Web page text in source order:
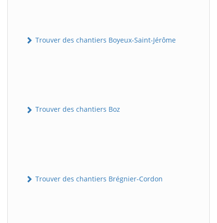
Trouver des chantiers Boyeux-Saint-Jérôme
Trouver des chantiers Boz
Trouver des chantiers Brégnier-Cordon